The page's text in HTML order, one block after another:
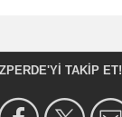
TAKIP ET!